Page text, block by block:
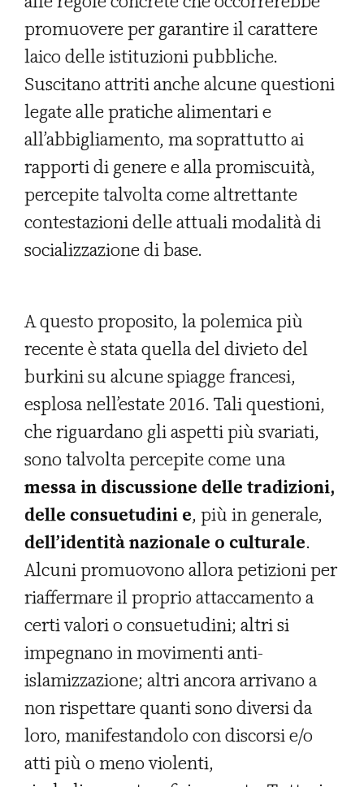
promuovere per garantire il carattere
laico delle istituzioni pubbliche.
Suscitano attriti anche alcune questioni
legate alle pratiche alimentari e
all’abbigliamento, ma soprattutto ai
rapporti di genere e alla promiscuità,
percepite talvolta come altrettante
contestazioni delle attuali modalità di
socializzazione di base.
A questo proposito, la polemica più
recente è stata quella del divieto del
burkini su alcune spiagge francesi,
esplosa nell’estate 2016. Tali questioni,
che riguardano gli aspetti più svariati,
sono talvolta percepite come una
messa in discussione delle tradizioni,
delle consuetudini e, più in generale,
dell’identità nazionale o culturale.
Alcuni promuovono allora petizioni per
riaffermare il proprio attaccamento a
certi valori o consuetudini; altri si
impegnano in movimenti anti-
islamizzazione; altri ancora arrivano a
non rispettare quanti sono diversi da
loro, manifestandolo con discorsi e/o
atti più o meno violenti,